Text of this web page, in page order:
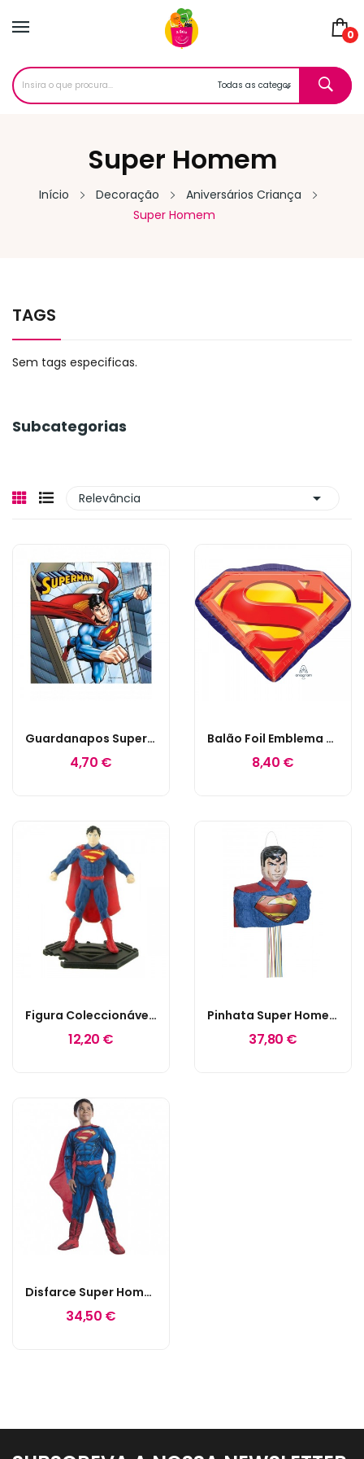
0
Super Homem
Início Decoração
Aniversários Criança
Super Homem
TAGS
Sem tags especificas.
Subcategorias
Relevância 
Guardanapos Super Homem
4,70 €
Balão Foil Emblema Super Homem
8,40 €
Figura Coleccionável Super Homem
12,20 €
Pinhata Super Homem
37,80 €
Disfarce Super Homem
34,50 €